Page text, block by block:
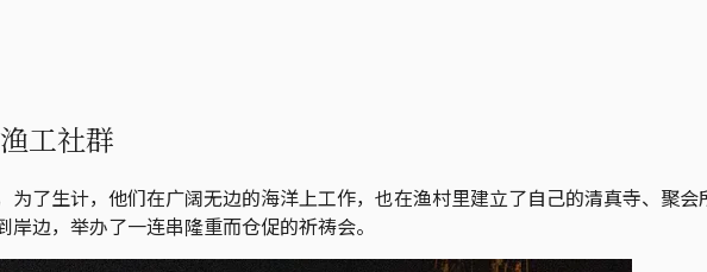
工社群
了生计，他们在广阔无边的海洋上工作，也在渔村里建立了自己的清真寺、聚
边，举办了一连串隆重而仓促的祈祷会。